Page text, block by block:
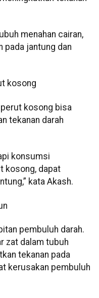
menahan cairan,
pada jantung dan
kosong
kosong bisa
tekanan darah
konsumsi
kosong, dapat
kata Akash.
pembuluh darah.
zat dalam tubuh
tekanan pada
kerusakan pembuluh